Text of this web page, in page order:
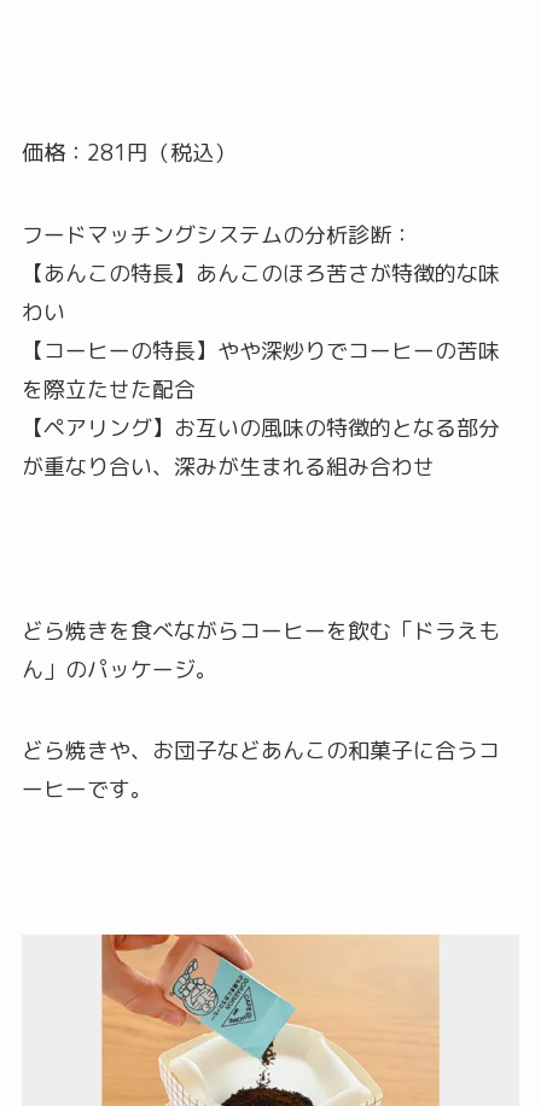
価格：281円（税込）
フードマッチングシステムの分析診断：
【あんこの特長】あんこのほろ苦さが特徴的な味
わい
【コーヒーの特長】やや深炒りでコーヒーの苦味
を際立たせた配合
【ペアリング】お互いの風味の特徴的となる部分
が重なり合い、深みが生まれる組み合わせ
どら焼きを食べながらコーヒーを飲む「ドラえも
ん」のパッケージ。
どら焼きや、お団子などあんこの和菓子に合うコ
ーヒーです。